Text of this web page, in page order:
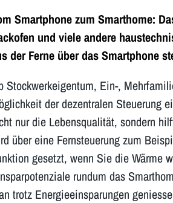
Smartphone zum Smarthome:
und viele andere
der Ferne über das Smartphone
Stockwerkeigentum, Ein-,
der dezentralen Steuerung
nur die Lebensqualität, sondern
über eine Fernsteuerung zum
gesetzt, wenn Sie die Wärme
rundum das
trotz Energieeinsparungen